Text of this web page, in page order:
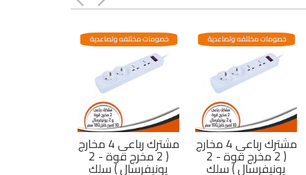
مشترك رباعى 4 مخارج
( 2 مخرج قوة - 2
يونيفرسال ) سلك
خصومات مختلفه وتصاعدية
مشترك رباعى 4 مخارج
( 2 مخرج قوة - 2
يونيفرسال ) سلك
خصومات مختلفه وتصاعدية